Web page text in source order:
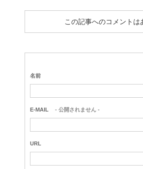
この記事へのコメントは
名前
E-MAIL - 公開されません -
URL